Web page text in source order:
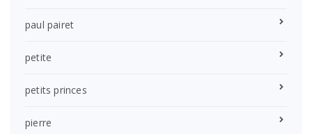
paul pairet
petite
petits princes
pierre